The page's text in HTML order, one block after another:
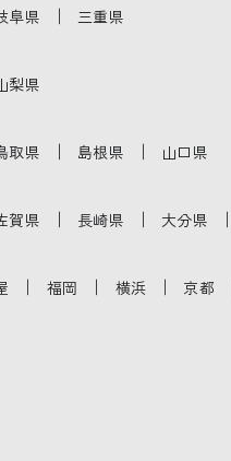
阜県 ｜
三重県
梨県
取県 ｜ 島根県 ｜
山口県
賀県 ｜ 長崎県 ｜ 大分県 ｜
｜ 福岡 ｜ 横浜 ｜ 京都